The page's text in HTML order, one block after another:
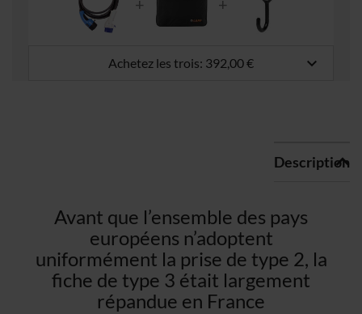
Achetez les trois: 392,00 € keyboard_arrow_down
Description
Avant que l’ensemble des pays
européens n’adoptent
uniformément la prise de type 2, la
fiche de type 3 était largement
répandue en France